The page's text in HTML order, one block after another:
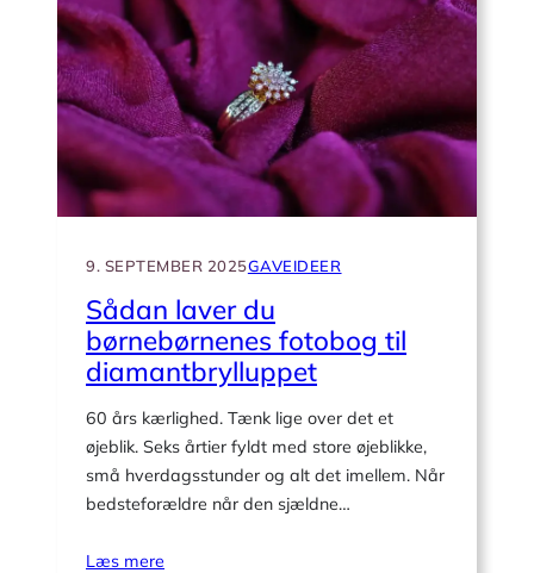
9. SEPTEMBER 2025GAVEIDEER
Sådan laver du
børnebørnenes fotobog til
diamantbrylluppet
60 års kærlighed. Tænk lige over det et
øjeblik. Seks årtier fyldt med store øjeblikke,
små hverdagsstunder og alt det imellem. Når
bedsteforældre når den sjældne…
Læs mere